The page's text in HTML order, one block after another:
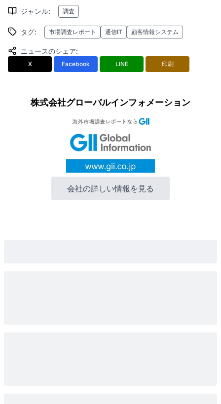
ジャンル: 調査
タグ: 市場調査レポート 通信IT 顧客情報システム
ニュースのシェア:
X Facebook LINE 印刷
株式会社グローバルインフォメーション
会社の詳しい情報を見る